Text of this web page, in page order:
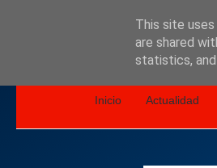
Política de
Inicio Actualidad
This site
are shared
statistics,